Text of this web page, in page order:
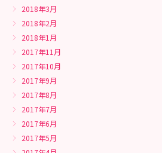
2018年3月
2018年2月
2018年1月
2017年11月
2017年10月
2017年9月
2017年8月
2017年7月
2017年6月
2017年5月